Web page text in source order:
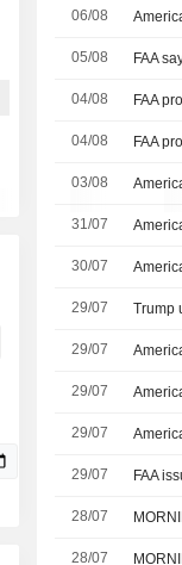
06/08
05/08 FAA
04/08
04/08 FAA
03/08
31/07
30/07
29/07 Trump
29/07
29/07
29/07
29/07 FAA
28/07
28/07